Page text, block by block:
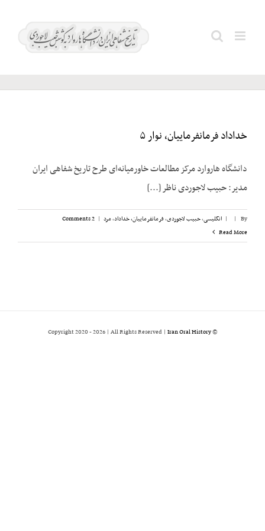
پورتلند
خداداد فرمانفرماییان، نوار ۵
دانشگاه هاروارد مرکز مطالعات خاورمیانه‌ای طرح تاریخ شفاهی ایران
مدیر: حبیب لاجوردی ناظر [...]
By
|
| انگلیسی,حبیب لاجوردی,فرمانفرماییان، خداداد,مرد |
2 Comments
Read More
© Copyright 2020 -
2026 | All Rights Reserved | Iran Oral History